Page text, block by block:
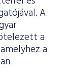
A
a
a